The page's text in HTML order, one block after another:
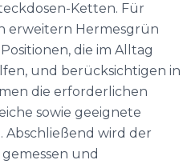
Ketten. Für
erweitern Hermesgrün
die im Alltag
und berücksichtigen in
die erforderlichen
sowie geeignete
Abschließend wird der
und